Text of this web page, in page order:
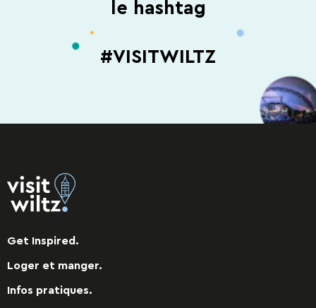
le hashtag
#VISITWILTZ
Get Inspired.
Loger et manger.
Infos pratiques.